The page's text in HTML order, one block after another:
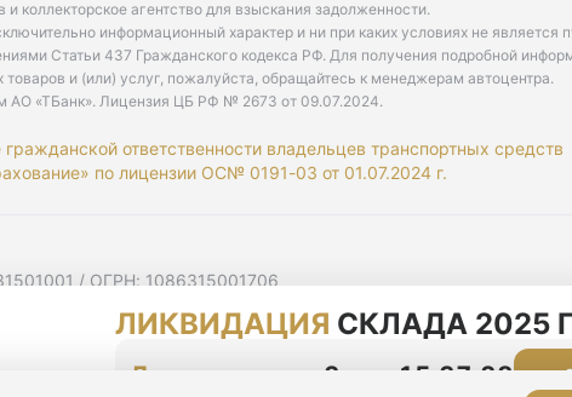
коллекторское агентство для взыскания задолженности.
информационный характер и ни при каких условиях не является
Статьи 437 Гражданского кодекса РФ. Для получения подробной
товаров и (или) услуг, пожалуйста, обращайтесь к менеджерам автоцентра.
АО «ТБанк». Лицензия ЦБ РФ № 2673 от 09.07.2024.
ответственности владельцев транспортных средств
по лицензии ОС№ 0191-03 от 01.07.2024 г.
/ ОГРН: 1086315001706
ЛИКВИДАЦИЯ СКЛАДА 2025
До конца акции 2 дня 15:37:27